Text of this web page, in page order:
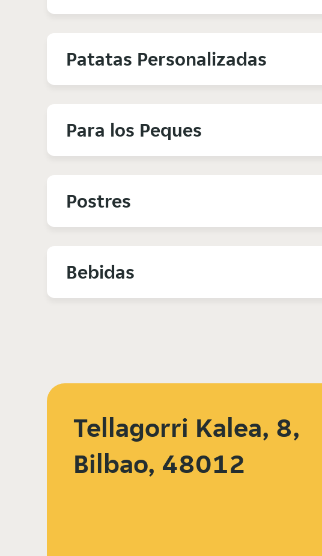
Patatas Personalizadas
Para los Peques
Postres
Bebidas
Tellagorri Kalea, 8,
Bilbao, 48012